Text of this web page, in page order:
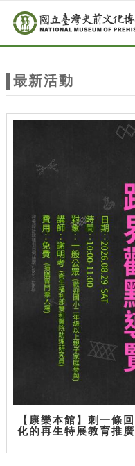
站
主
跳到主要內容
網站導覽
最新活動
【康樂本館】刺一條
化的再生特展教育推